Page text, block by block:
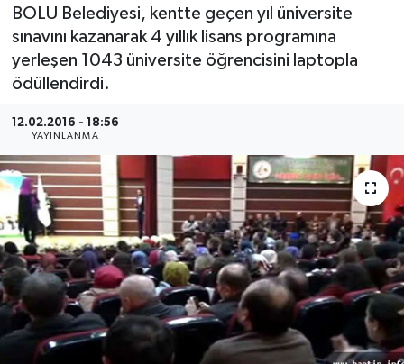
BOLU Belediyesi, kentte geçen yıl üniversite
sınavını kazanarak 4 yıllık lisans programına
yerleşen 1043 üniversite öğrencisini laptopla
ödüllendirdi.
12.02.2016 - 18:56
YAYINLANMA
Medya
Sağlık
Sinema
Sivil Toplum
Siyaset
Spor
Tarım
Turizm